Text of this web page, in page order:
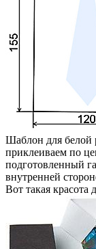
Шаблон для белой
приклеиваем по
подготовленный
внутренней
Вот такая красота